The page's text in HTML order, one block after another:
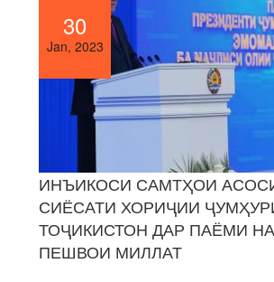
30
Jan, 2023
ИНЪИКОСИ САМТҲОИ
СИЁСАТИ ХОРИҶИИ
ТОҶИКИСТОН ДАР ПАЁМИ
ПЕШВОИ МИЛЛАТ